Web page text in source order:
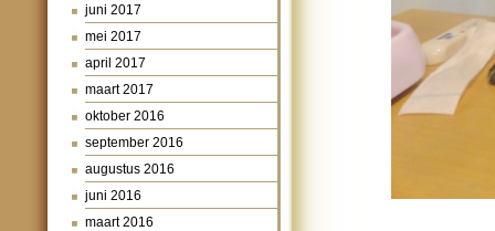
juni 2017
mei 2017
april 2017
maart 2017
oktober 2016
september 2016
augustus 2016
juni 2016
maart 2016